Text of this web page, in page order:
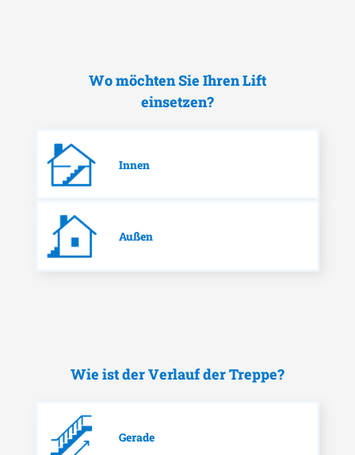
Wo möchten Sie Ihren Lift
einsetzen?
Innen
Außen
Wie ist der Verlauf der Treppe?
Gerade